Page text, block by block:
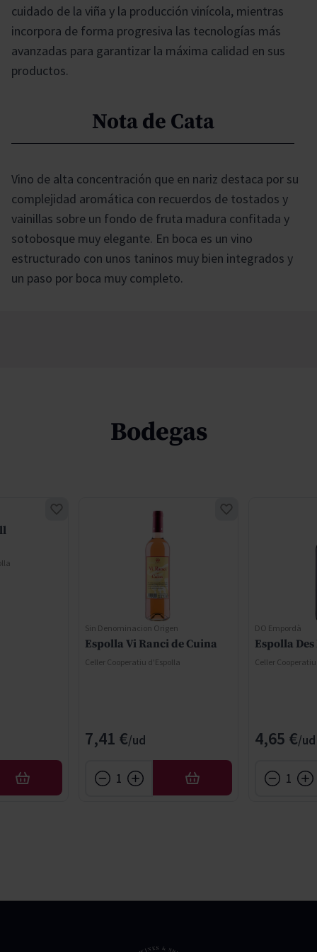
cuidado de la viña y la producción vinícola, mientras
incorpora de forma progresiva las tecnologías más
avanzadas para garantizar la máxima calidad en sus
productos.
Nota de Cata
Vino de alta concentración que en nariz destaca por su
complejidad aromática con recuerdos de tostados y
vainillas sobre un fondo de fruta madura confitada y
sotobosque muy elegante. En boca es un vino
estructurado con unos taninos muy bien integrados y
un paso por boca muy completo.
Bodegas
AÑADIR
Sin Denominacion Origen
Espolla Vi Ranci de Cuina
Celler Cooperatiu d'Espolla
7,41 €
AÑADIR
DO Empordà
Espolla Des
Celler
4,65 €